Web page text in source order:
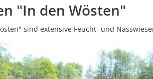
"In den Wösten"
sind extensive Feucht- und